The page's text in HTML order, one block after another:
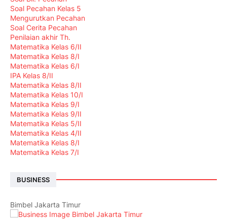
Soal Pecahan Kelas 5
Mengurutkan Pecahan
Soal Cerita Pecahan
Penilaian akhir Th.
Matematika Kelas 6/II
Matematika Kelas 8/I
Matematika Kelas 6/I
IPA Kelas 8/II
Matematika Kelas 8/II
Matematika Kelas 10/I
Matematika Kelas 9/I
Matematika Kelas 9/II
Matematika Kelas 5/II
Matematika Kelas 4/II
Matematika Kelas 8/I
Matematika Kelas 7/I
BUSINESS
Bimbel Jakarta Timur